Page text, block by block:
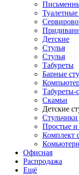
Туалетные
Детские
Стулья
Стулья
Табуреты
Барные
Табуреты-
Скамьи
Детские
Простые и
Комплект
Офисная
Распродажа
Eщё